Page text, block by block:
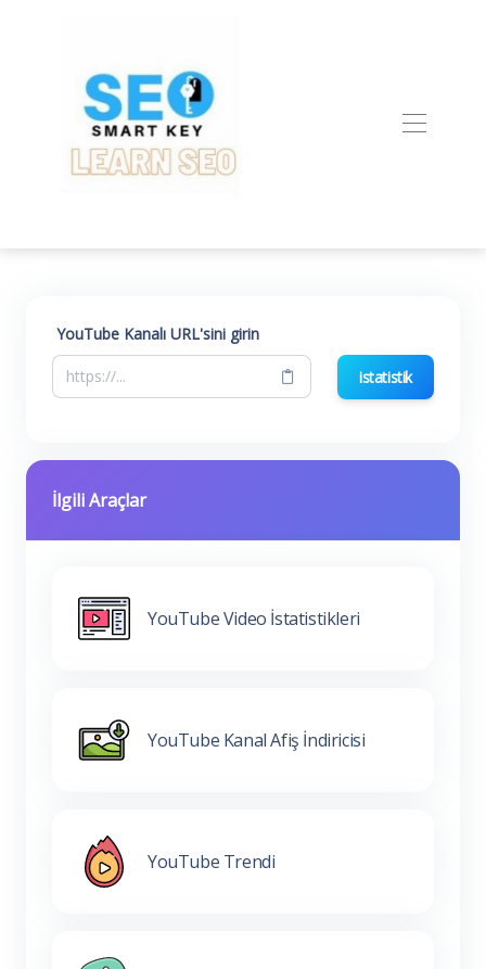
YouTube Kanalı URL'sini girin
istatistik
İlgili Araçlar
YouTube Video İstatistikleri
YouTube Kanal Afiş İndiricisi
YouTube Trendi